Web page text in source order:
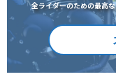
全ライダーのための最高